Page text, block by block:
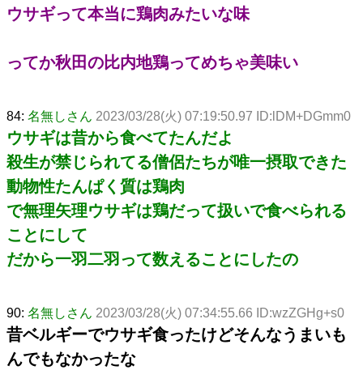
ウサギって本当に鶏肉みたいな味
ってか秋田の比内地鶏ってめちゃ美味い
84: 名無しさん 2023/03/28(火) 07:19:50.97 ID:lDM+DGmm0
ウサギは昔から食べてたんだよ
殺生が禁じられてる僧侶たちが唯一摂取できた
動物性たんぱく質は鶏肉
で無理矢理ウサギは鶏だって扱いで食べられる
ことにして
だから一羽二羽って数えることにしたの
90: 名無しさん 2023/03/28(火) 07:34:55.66 ID:wzZGHg+s0
昔ベルギーでウサギ食ったけどそんなうまいも
んでもなかったな